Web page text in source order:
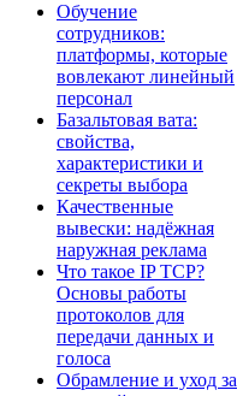
Обучение
сотрудников:
платформы, которые
вовлекают линейный
персонал
Базальтовая вата:
свойства,
характеристики и
секреты выбора
Качественные
вывески: надёжная
наружная реклама
Что такое IP TCP?
Основы работы
протоколов для
передачи данных и
голоса
Обрамление и уход за